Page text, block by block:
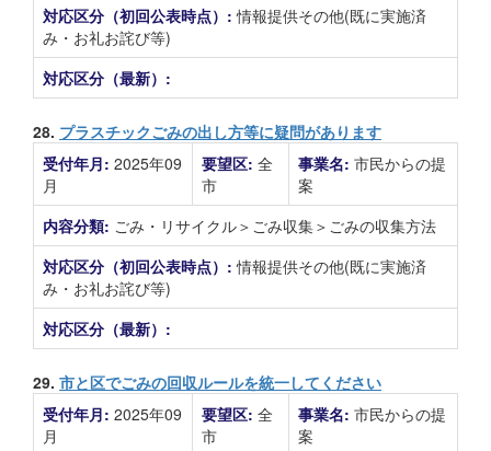
対応区分（初回公表時点）:情報提供その他(既に実施済
み・お礼お詫び等)
対応区分（最新）:
28. プラスチックごみの出し方等に疑問があります
受付年月: 2025年09
月
要望区: 全
市
事業名: 市民からの提
案
内容分類: ごみ・リサイクル＞ごみ収集＞ごみの収集方法
対応区分（初回公表時点）:情報提供その他(既に実施済
み・お礼お詫び等)
対応区分（最新）:
29. 市と区でごみの回収ルールを統一してください
受付年月: 2025年09
月
要望区: 全
市
事業名: 市民からの提
案